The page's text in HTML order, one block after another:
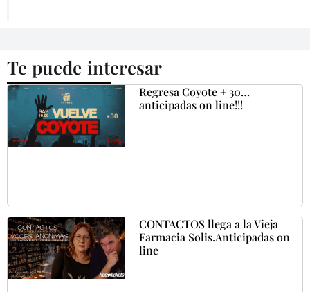
Te puede interesar
Regresa Coyote + 30…
anticipadas on line!!!
CONTACTOS llega a la Vieja
Farmacia Solis.Anticipadas on
line